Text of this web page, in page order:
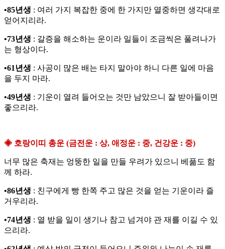
•85년생 : 여러 가지 복잡한 중에 한 가지만 열중하면 생각대로
얻어지리라.
•73년생 : 갈증을 해소하는 운이라 일들이 조금씩은 풀려나가
는 형상이다.
•61년생 : 사공이 많은 배는 타지 말아야 하니 다른 일에 마음
을 두지 마라.
•49년생 : 기운이 열려 들어오는 것만 남았으니 잘 받아들이면
좋으리라.
◈ 호랑이띠 총운 (금전운 : 상, 애정운 : 중, 건강운 : 중)
너무 많은 축재는 엉뚱한 일을 만들 우려가 있으니 베풂도 함
께 하라.
•86년생 : 친구에게 빵 한쪽 주고 많은 것을 얻는 기운이라 즐
거우리라.
•74년생 : 열 받을 일이 생기나 참고 넘겨야 관 재를 이길 수 있
으리라.